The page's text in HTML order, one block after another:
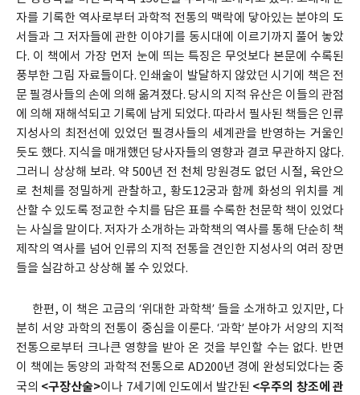
자를 기록한 역사로부터 과학적 전통의 맥락에 닿아있는 분야의 도
서들과 그 저자들에 관한 이야기를 동시대에 이르기까지 풀어 놓았
다. 이 책에서 가장 먼저 눈에 띄는 특징은 무엇보다 본문에 수록된
풍부한 그림 자료들이다. 인쇄술이 발달하지 않았던 시기에 책은 전
문 필경사들의 손에 의해 옮겨졌다. 당시의 지적 유산은 이들의 관점
에 의해 재해석되고 기록에 남게 되었다. 따라서 필사된 책들은 인류
지성사의 최전선에 있었던 필경사들의 세계관을 반영하는 거울인
듯도 했다. 지식을 매개했던 당사자들의 영향과 결코 무관하지 않다.
그러니 상상해 보라. 약 500년 전 천체 망원경도 없던 시절, 육안으
로 천체를 정밀하게 관찰하고, 황도12궁과 함께 화성의 위치를 계
산할 수 있도록 정교한 수치를 담은 표를 수록한 천문학 책이 있었다
는 사실을 말이다. 저자가 소개하는 과학책의 역사를 통해 단순히 책
제작의 역사를 넘어 인류의 지적 전통을 견인한 지성사의 여러 장면
들을 실감하고 상상해 볼 수 있었다.
한편, 이 책은 고금의 ‘위대한 과학책’ 들을 소개하고 있지만, 다
분히 서양 과학의 전통이 중심을 이룬다. ‘과학’ 분야가 서양의 지적
전통으로부터 크나큰 영향을 받아 온 것을 부인할 수는 없다. 반면
이 책에는 동양의 과학적 전통으로 AD200년 경에 완성되었다는 중
국의 <구장산술>이나 7세기에 인도에서 발간된 <우주의 창조에 관